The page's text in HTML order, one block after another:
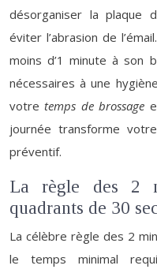
désorganiser la plaque
éviter l’abrasion de
moins d’1 minute à son
nécessaires à une
votretemps de brossage
journée transforme
préventif.
La règle des 2
quadrants de 30
La célèbre règle des 2
le temps minimal